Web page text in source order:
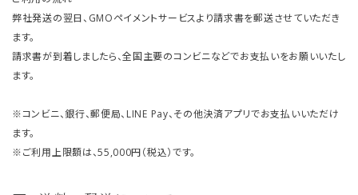
弊社発送の翌日、GMOペイメントサービスより請求書を郵送させていただき
ます。
請求書が到着しましたら、全国主要のコンビニなどでお支払いをお願いいたし
ます。
※コンビニ、銀行、郵便局、LINE Pay、その他決済アプリでお支払いいただけ
ます。
※ご利用上限額は、55,000円（税込）です。